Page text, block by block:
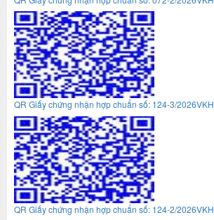
QR Giấy chứng nhận hợp chuẩn số: 124-3/2026VKH
QR Giấy chứng nhận hợp chuẩn số: 124-2/2026VKH